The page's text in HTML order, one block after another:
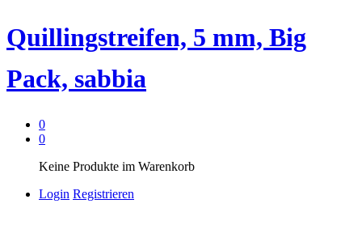
Quillingstreifen, 5 mm, Big
Pack, sabbia
0
0
Keine Produkte im Warenkorb
Login Registrieren